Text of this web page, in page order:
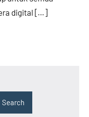
digital […]
Search